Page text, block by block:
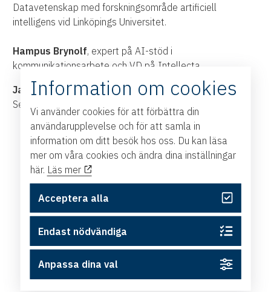
Datavetenskap med forskningsområde artificiell
intelligens vid Linköpings Universitet.
Hampus Brynolf, expert på AI-stöd i
kommunikationsarbete och VD på Intellecta
Jan Karlsson , vice vd och cybersäkerhetsspecialist,
Secure State Cyber.
Information om cookies
Vi använder cookies för att förbättra din
användarupplevelse och för att samla in
information om ditt besök hos oss. Du kan läsa
mer om våra cookies och ändra dina inställningar
här. Läs mer
Acceptera alla
Endast nödvändiga
Anpassa dina val